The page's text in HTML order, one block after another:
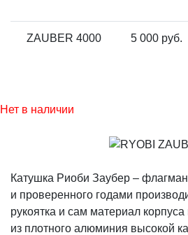
ZAUBER 4000 5 000 руб.
Нет в наличии
Катушка Риоби Заубер –
и проверенного годами
рукоятка и сам материал
из плотного алюминия высокой